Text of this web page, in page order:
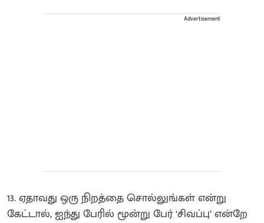
Advertisement
13. ஏதாவது ஒரு நிறத்தை சொல்லுங்கள் என்று
கேட்டால், ஐந்து பேரில் மூன்று பேர் ‘சிவப்பு’ என்றே